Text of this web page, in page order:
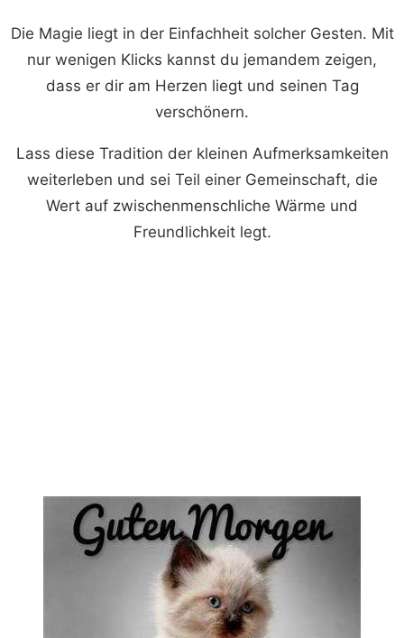
Die Magie liegt in der Einfachheit solcher Gesten. Mit
nur wenigen Klicks kannst du jemandem zeigen,
dass er dir am Herzen liegt und seinen Tag
verschönern.
Lass diese Tradition der kleinen Aufmerksamkeiten
weiterleben und sei Teil einer Gemeinschaft, die
Wert auf zwischenmenschliche Wärme und
Freundlichkeit legt.